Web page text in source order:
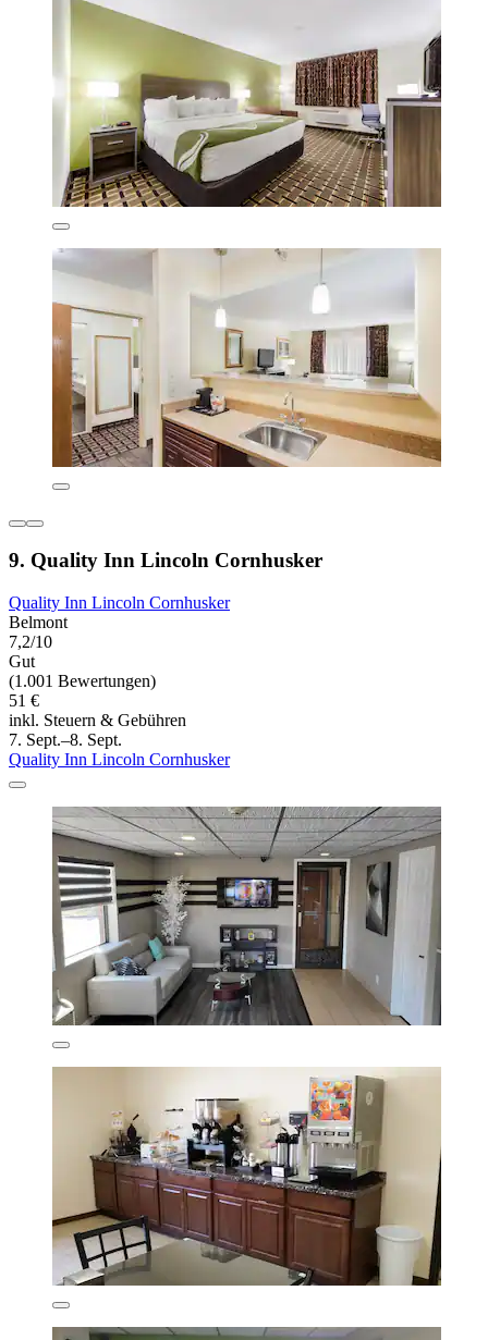
9. Quality Inn Lincoln Cornhusker
Quality Inn Lincoln Cornhusker
Belmont
7,2/10
Gut
(1.001 Bewertungen)
51 €
inkl. Steuern & Gebühren
7. Sept.–8. Sept.
Quality Inn Lincoln Cornhusker